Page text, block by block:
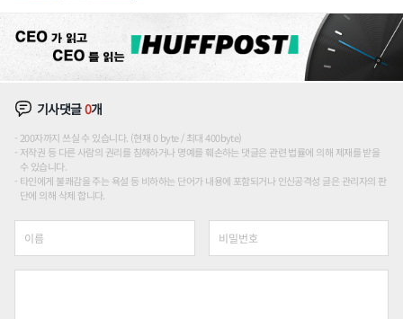
기사댓글0개
200자까지 쓰실 수 있습니다. (현재 0 byte / 최대 400byte)
저작권 등 다른 사람의 권리를 침해하거나 명예를 훼손하는 댓글은 관련 법률에 의해 제재를 받을
수 있습니다.
타인에게 불쾌감을 주는 욕설 등 비하하는 단어가 내용에 포함되거나 인신공격성 글은 관리자의 판
단에 의해 삭제 합니다.